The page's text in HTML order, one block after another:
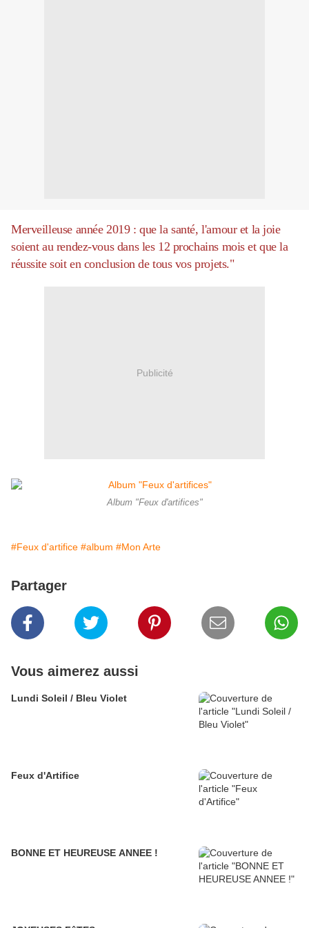
Merveilleuse année 2019 : que la santé, l'amour et la joie
soient au rendez-vous dans les 12 prochains mois et que la
réussite soit en conclusion de tous vos projets."
Publicité
Album "Feux d'artifices"
#Feux d'artifice #album #Mon Arte
Partager
Vous aimerez aussi
Lundi Soleil / Bleu Violet
Feux d'Artifice
BONNE ET HEUREUSE ANNEE !